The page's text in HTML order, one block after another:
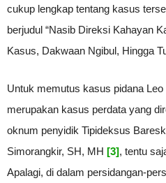
cukup lengkap tentang kasus
berjudul “Nasib Direksi Kahayan
Kasus, Dakwaan Ngibul, Hingga
Untuk memutus kasus pidana
merupakan kasus perdata yang
oknum penyidik Tipideksus
Simorangkir, SH, MH [3], tentu
Apalagi, di dalam persidangan-